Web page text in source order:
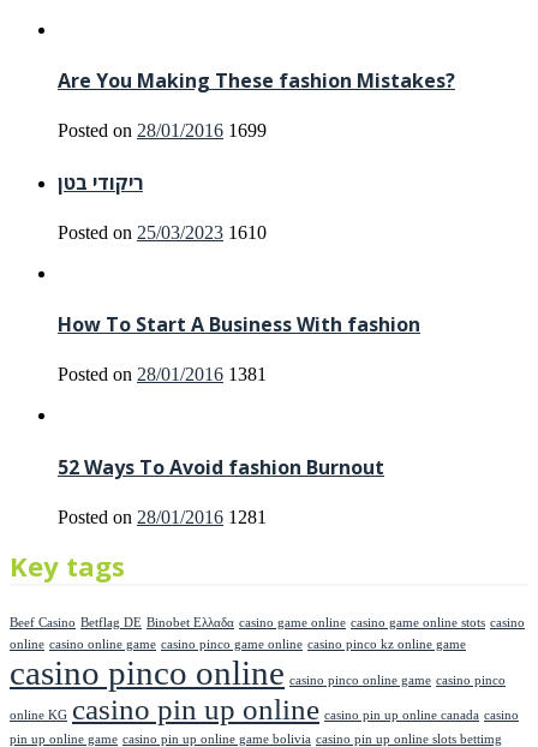
Are You Making These fashion Mistakes?
Posted on 28/01/2016 1699
ריקודי בטן
Posted on 25/03/2023 1610
How To Start A Business With fashion
Posted on 28/01/2016 1381
52 Ways To Avoid fashion Burnout
Posted on 28/01/2016 1281
Key tags
Beef Casino Betflag DE Binobet Ελλαδα casino game online casino game online stots casino
online casino online game casino pinco game online casino pinco kz online game
casino pinco online casino pinco online game casino pinco
online KG casino pin up online casino pin up online canada casino
pin up online game casino pin up online game bolivia casino pin up online slots bettimg